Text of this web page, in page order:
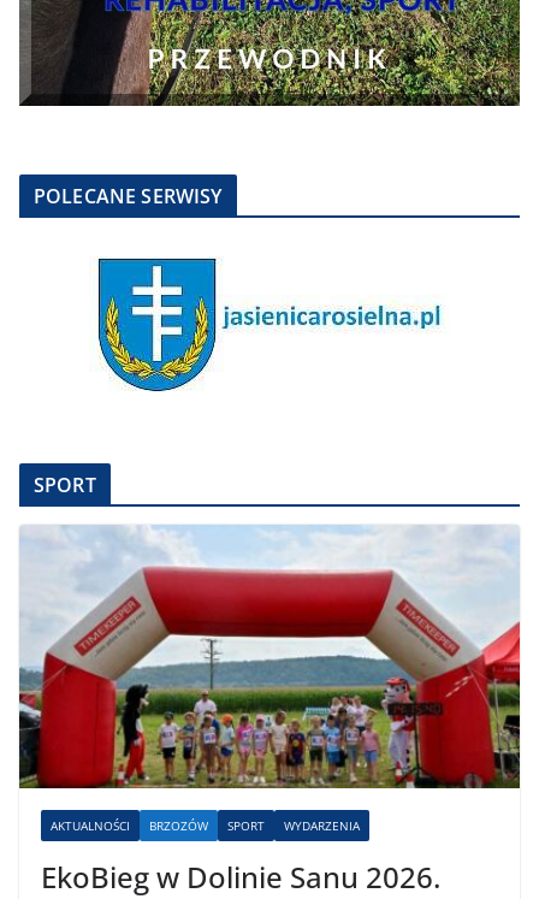
POLECANE SERWISY
SPORT
AKTUALNOŚCI BRZOZÓW SPORT WYDARZENIA
EkoBieg w Dolinie Sanu 2026.